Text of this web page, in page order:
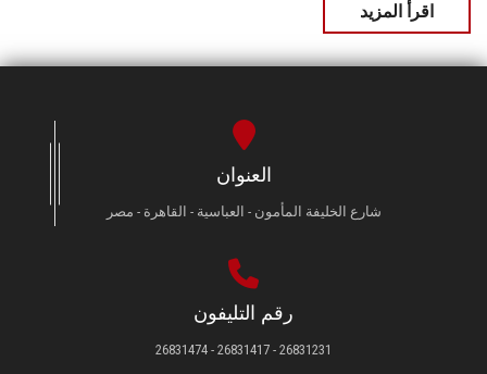
اقرأ المزيد
العنوان
شارع الخليفة المأمون - العباسية - القاهرة - مصر
رقم التليفون
26831231 - 26831417 - 26831474